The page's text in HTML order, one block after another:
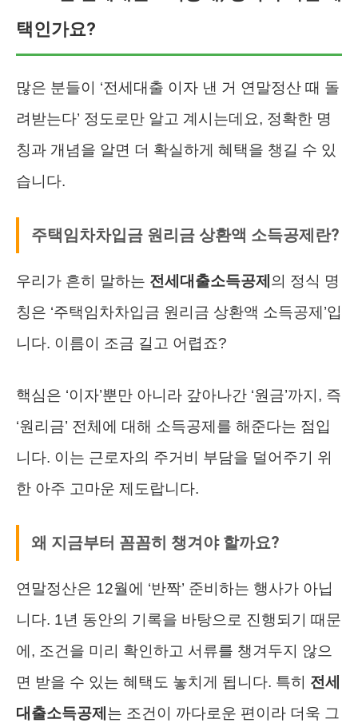
택인가요?
많은 분들이 ‘전세대출 이자 낸 거 연말정산 때 돌
려받는다’ 정도로만 알고 계시는데요, 정확한 명
칭과 개념을 알면 더 확실하게 혜택을 챙길 수 있
습니다.
주택임차차입금 원리금 상환액 소득공제란?
우리가 흔히 말하는 전세대출소득공제 의 정식 명
칭은 ‘주택임차차입금 원리금 상환액 소득공제’입
니다. 이름이 조금 길고 어렵죠?
핵심은 ‘이자’뿐만 아니라 갚아나간 ‘원금’까지, 즉
‘원리금’ 전체에 대해 소득공제를 해준다는 점입
니다. 이는 근로자의 주거비 부담을 덜어주기 위
한 아주 고마운 제도랍니다.
왜 지금부터 꼼꼼히 챙겨야 할까요?
연말정산은 12월에 ‘반짝’ 준비하는 행사가 아닙
니다. 1년 동안의 기록을 바탕으로 진행되기 때문
에, 조건을 미리 확인하고 서류를 챙겨두지 않으
면 받을 수 있는 혜택도 놓치게 됩니다. 특히 전세
대출소득공제 는 조건이 까다로운 편이라 더욱 그